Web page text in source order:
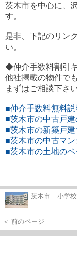
茨木市を中心に、
す。
是非、下記のリン
い。
◆仲介手数料割引
他社掲載の物件で
まずはご相談下さ
■仲介手数料無料
■茨木市の中古戸
■茨木市の新築戸
■茨木市の中古マ
■茨木市の土地の
茨木市 小学
＜ 前のページ